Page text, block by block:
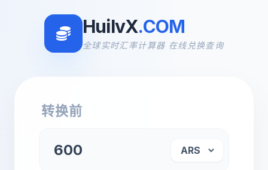
HuilvX.COM
全球实时汇率计算器 在线兑换查询
转换前